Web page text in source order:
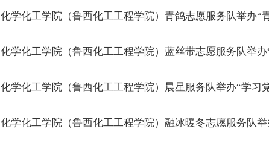
化学化工学院（鲁西化工工程学院）青鸽志愿服务队举办“
化学化工学院（鲁西化工工程学院）蓝丝带志愿服务队举
化学化工学院（鲁西化工工程学院）晨星服务队举办“学习
化学化工学院（鲁西化工工程学院）融冰暖冬志愿服务队